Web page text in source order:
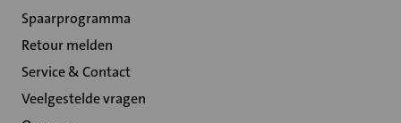
Spaarprogramma
Retour melden
Service & Contact
Veelgestelde vragen